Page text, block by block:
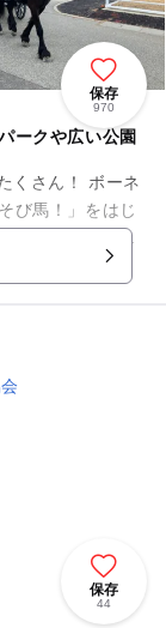
保存
970
ークや広い公園
くさん！ ボーネ
び馬！」をはじ
幹線まで遊べる
保存
44